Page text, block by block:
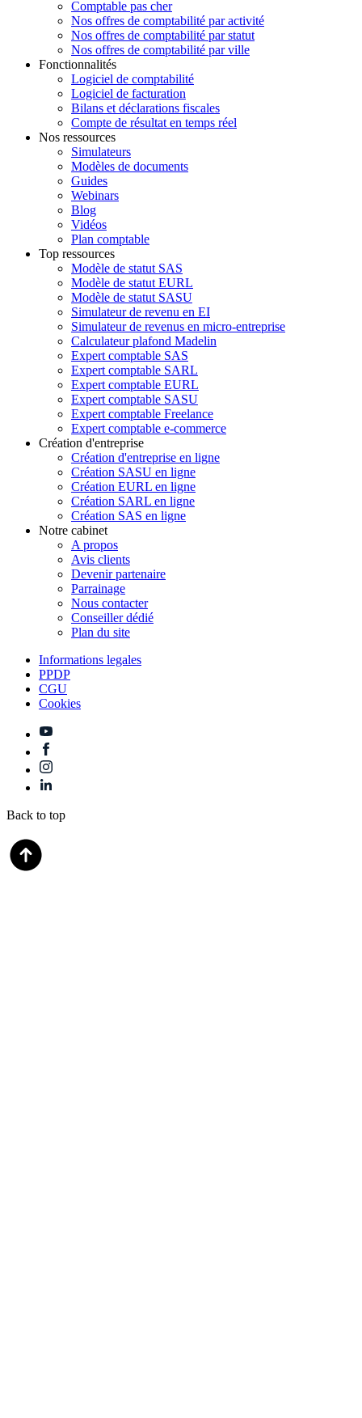
Comptable pas cher
Nos offres de comptabilité par activité
Nos offres de comptabilité par statut
Nos offres de comptabilité par ville
Fonctionnalités
Logiciel de comptabilité
Logiciel de facturation
Bilans et déclarations fiscales
Compte de résultat en temps réel
Nos ressources
Simulateurs
Modèles de documents
Guides
Webinars
Blog
Vidéos
Plan comptable
Top ressources
Modèle de statut SAS
Modèle de statut EURL
Modèle de statut SASU
Simulateur de revenu en EI
Simulateur de revenus en micro-entreprise
Calculateur plafond Madelin
Expert comptable SAS
Expert comptable SARL
Expert comptable EURL
Expert comptable SASU
Expert comptable Freelance
Expert comptable e-commerce
Création d'entreprise
Création d'entreprise en ligne
Création SASU en ligne
Création EURL en ligne
Création SARL en ligne
Création SAS en ligne
Notre cabinet
A propos
Avis clients
Devenir partenaire
Parrainage
Nous contacter
Conseiller dédié
Plan du site
Informations legales
PPDP
CGU
Cookies
Back to top